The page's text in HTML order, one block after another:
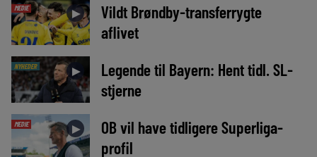
MEDIE ►
Vildt Brøndby-transferrygte
aflivet
NYHEDER ►
Legende til Bayern: Hent tidl. SL-
stjerne
MEDIE ►
OB vil have tidligere Superliga-
profil